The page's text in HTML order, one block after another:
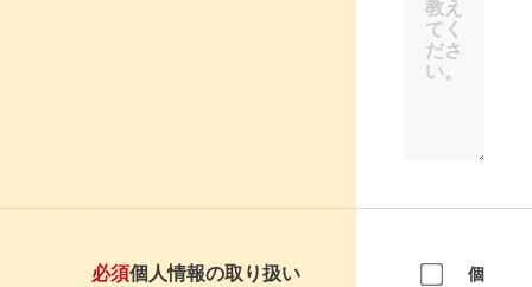
必須個人情報の取り扱い
個